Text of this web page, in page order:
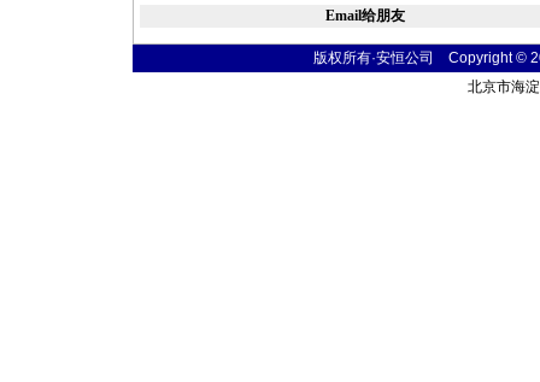
Email给朋友
版权所有·安恒公司 Copyright ©
北京市海